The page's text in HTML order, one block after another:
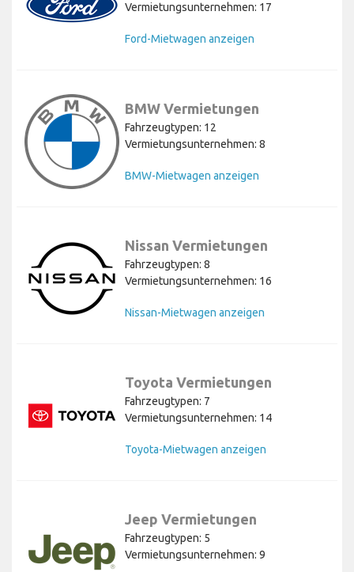
Vermietungsunternehmen: 17
Ford-Mietwagen anzeigen
BMW Vermietungen
Fahrzeugtypen: 12
Vermietungsunternehmen: 8
BMW-Mietwagen anzeigen
Nissan Vermietungen
Fahrzeugtypen: 8
Vermietungsunternehmen: 16
Nissan-Mietwagen anzeigen
Toyota Vermietungen
Fahrzeugtypen: 7
Vermietungsunternehmen: 14
Toyota-Mietwagen anzeigen
Jeep Vermietungen
Fahrzeugtypen: 5
Vermietungsunternehmen: 9